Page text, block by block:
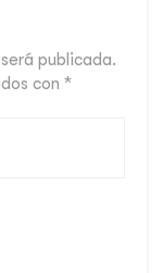
publicada.
con *